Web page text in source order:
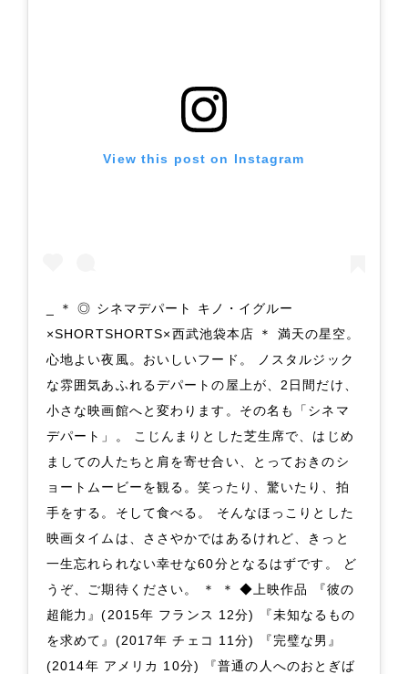
View this post on Instagram
_ ＊ ◎ シネマデパート キノ・イグルー
×SHORTSHORTS×西武池袋本店 ＊ 満天の星空。
心地よい夜風。おいしいフード。 ノスタルジック
な雰囲気あふれるデパートの屋上が、2日間だけ、
小さな映画館へと変わります。その名も「シネマ
デパート」。 こじんまりとした芝生席で、はじめ
ましての人たちと肩を寄せ合い、とっておきのシ
ョートムービーを観る。笑ったり、驚いたり、拍
手をする。そして食べる。 そんなほっこりとした
映画タイムは、ささやかではあるけれど、きっと
一生忘れられない幸せな60分となるはずです。 ど
うぞ、ご期待ください。 ＊ ＊ ◆上映作品 『彼の
超能力』(2015年 フランス 12分) 『未知なるもの
を求めて』(2017年 チェコ 11分) 『完璧な男』
(2014年 アメリカ 10分) 『普通の人へのおとぎば